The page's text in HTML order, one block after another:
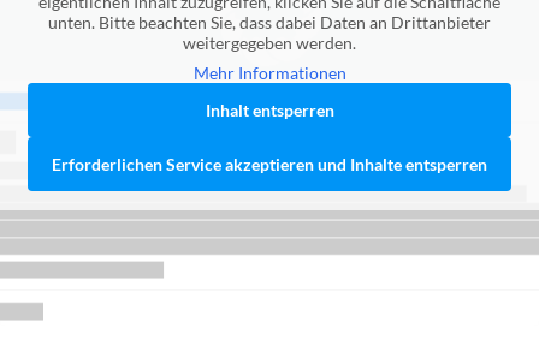
unten. Bitte beachten Sie, dass dabei Daten an Drittanbieter
weitergegeben werden.
Mehr Informationen
Inhalt entsperren
Erforderlichen Service akzeptieren und Inhalte entsperren